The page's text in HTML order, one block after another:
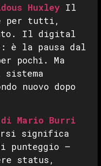
Huxley Il
per tutti,
Il digital
è la pausa dal
pochi. Ma
nuovo dopo
di Mario Burri
significa
punteggio —
status,